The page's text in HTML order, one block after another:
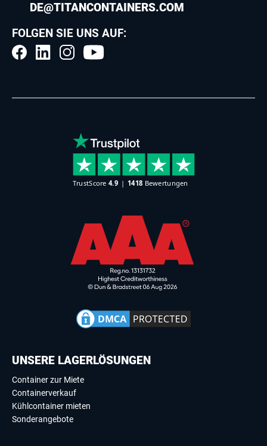
DE@TITANCONTAINERS.COM
FOLGEN SIE UNS AUF:
UNSERE LAGERLÖSUNGEN
Container zur Miete
Containerverkauf
Kühlcontainer mieten
Sonderangebote